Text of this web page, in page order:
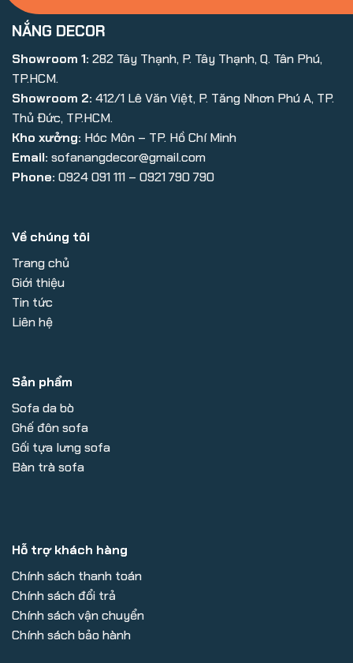
NẮNG DECOR
Showroom 1: 282 Tây Thạnh, P. Tây Thạnh, Q. Tân Phú,
TP.HCM.
Showroom 2: 412/1 Lê Văn Việt, P. Tăng Nhơn Phú A, TP.
Thủ Đức, TP.HCM.
Kho xưởng: Hóc Môn – TP. Hồ Chí Minh
Email: sofanangdecor@gmail.com
Phone: 0924 091 111 – 0921 790 790
Về chúng tôi
Trang chủ
Giới thiệu
Tin tức
Liên hệ
Sản phẩm
Sofa da bò
Ghế đôn sofa
Gối tựa lưng sofa
Bàn trà sofa
Hỗ trợ khách hàng
Chính sách thanh toán
Chính sách đổi trả
Chính sách vận chuyển
Chính sách bảo hành